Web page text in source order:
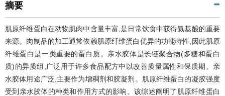
摘要
肌原纤维蛋白在动物肌肉中含量丰富,是日常饮食中获得氨基酸的重要
来源。肉制品的加工通常依赖肌原纤维蛋白优异的功能特性,因此肌原
纤维蛋白是一类重要的蛋白质。亲水胶体是长链聚合物(多糖和蛋白
质)的异质组,广泛用于许多食品配方中以改善质量属性和保质期。亲
水胶体用途广泛,主要作为增稠剂和胶凝剂。肌原纤维蛋白的凝胶强度
受到亲水胶体的种类和作用方式的影响。该综述阐明了肌原纤维蛋白